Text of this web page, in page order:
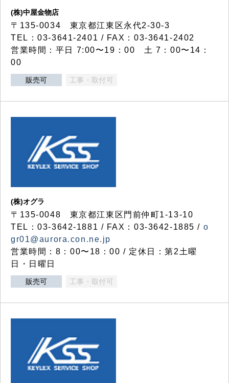
(株)中屋金物店
〒135-0034 東京都江東区永代2-30-3
TEL：03-3641-2401 / FAX：03-3641-2402
営業時間：平日 7:00〜19：00 土 7：00〜14：
00
販売可 工事・取付可
(株)オグラ
〒135-0048 東京都江東区門前仲町1-13-10
TEL：03-3642-1881 / FAX：03-3642-1885 / o
gr01@aurora.con.ne.jp
営業時間：8：00〜18：00 / 定休日：第2土曜
日・日曜日
販売可 工事・取付可